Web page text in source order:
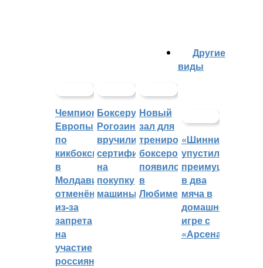
Чемпионат
Европы
по
кикбоксингу
в
Молдавии
отменён
из-за
запрета
на
участие
россиян
Боксеру
Рогозину
вручили
сертификат
на
покупку
машины
Новый
зал для
тренировок
боксеров
появился
в
Любиме
Другие
виды
«Шинник»
упустил
преимущество
в два
мяча в
домашней
игре с
«Арсеналом»